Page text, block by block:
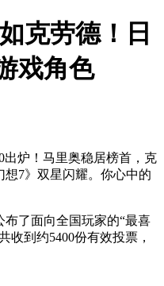
克劳德！日
戏角色
出炉！马里奥稳居榜首，克
7》双星闪耀。你心中的
布了面向全国玩家的“最喜
收到约5400份有效投票，